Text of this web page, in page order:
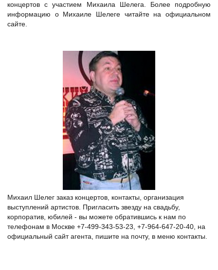
концертов с участием Михаила Шелега. Более подробную
информацию о Михаиле Шелеге читайте на официальном
сайте.
Михаил Шелег заказ концертов, контакты, организация
выступлений артистов. Пригласить звезду на свадьбу,
корпоратив, юбилей - вы можете обратившись к нам по
телефонам в Москве +7-499-343-53-23, +7-964-647-20-40, на
официальный сайт агента, пишите на почту, в меню контакты.